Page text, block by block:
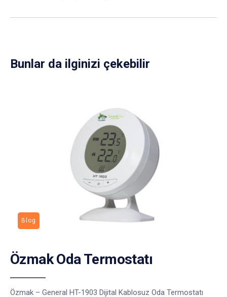
Bunlar da ilginizi çekebilir
Blog
Özmak Oda Termostatı
Özmak – General HT-1903 Dijital Kablosuz Oda Termostatı